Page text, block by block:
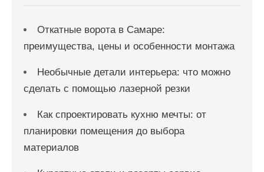
Откатные ворота в Самаре:
преимущества, цены и особенности монтажа
Необычные детали интерьера: что можно
сделать с помощью лазерной резки
Как спроектировать кухню мечты: от
планировки помещения до выбора
материалов